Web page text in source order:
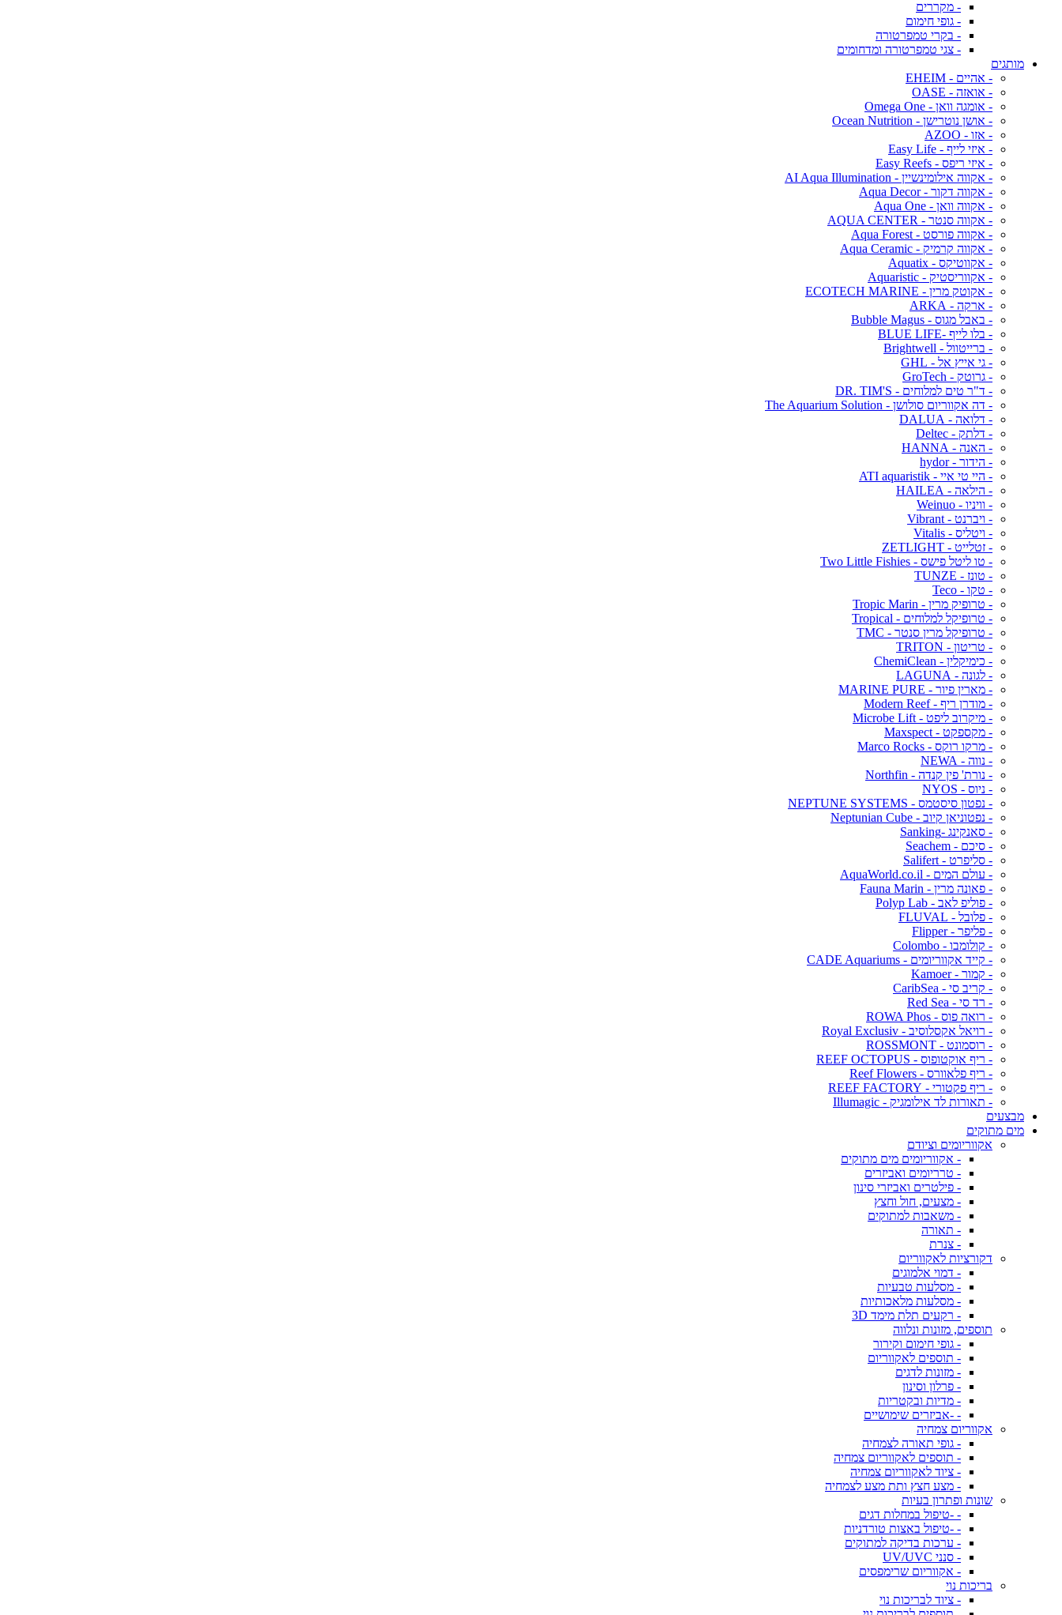
- מקררים
- גופי חימום
- בקרי טמפרטורה
- צגי טמפרטורה ומדחומים
מותגים
- אהיים - EHEIM
- אואזה - OASE
- אומגה וואן - Omega One
- אושן נוטרישן - Ocean Nutrition
- אזו - AZOO
- איזי לייף - Easy Life
- איזי ריפס - Easy Reefs
- אקווה אילומינשיין - AI Aqua Illumination
- אקווה דקור - Aqua Decor
- אקווה וואן - Aqua One
- אקווה סנטר - AQUA CENTER
- אקווה פורסט - Aqua Forest
- אקווה קרמיק - Aqua Ceramic
- אקווטיקס - Aquatix
- אקווריסטיק - Aquaristic
- אקוטק מרין - ECOTECH MARINE
- ארקה - ARKA
- באבל מגוס - Bubble Magus
- בלו לייף -BLUE LIFE
- ברייטוול - Brightwell
- גי אייץ אל - GHL
- גרוטק - GroTech
- ד"ר טים למלוחים - DR. TIM'S
- דה אקווריום סולושן - The Aquarium Solution
- דלואה - DALUA
- דלתק - Deltec
- האנה - HANNA
- הידור - hydor
- היי טי איי - ATI aquaristik
- הילאה - HAILEA
- וויניו - Weinuo
- ויברנט - Vibrant
- ויטליס - Vitalis
- זטלייט - ZETLIGHT
- טו ליטל פישס - Two Little Fishies
- טונז - TUNZE
- טקו - Teco
- טרופיק מרין - Tropic Marin
- טרופיקל למלוחים - Tropical
- טרופיקל מרין סנטר - TMC
- טריטון - TRITON
- כימיקלין - ChemiClean
- לגונה - LAGUNA
- מארין פיור - MARINE PURE
- מודרן ריף - Modern Reef
- מיקרוב ליפט - Microbe Lift
- מקספקט - Maxspect
- מרקו רוקס - Marco Rocks
- נווה - NEWA
- נורת' פין קנדה - Northfin
- ניוס - NYOS
- נפטון סיסטמס - NEPTUNE SYSTEMS
- נפטוניאן קיוב - Neptunian Cube
- סאנקינג -Sanking
- סיכם - Seachem
- סליפרט - Salifert
- עולם המים - AquaWorld.co.il
- פאונה מרין - Fauna Marin
- פוליפ לאב - Polyp Lab
- פלובל - FLUVAL
- פליפר - Flipper
- קולומבו - Colombo
- קייד אקווריומים - CADE Aquariums
- קמור - Kamoer
- קריב סי - CaribSea
- רד סי - Red Sea
- רואה פוס - ROWA Phos
- רויאל אקסלוסיב - Royal Exclusiv
- רוסמונט - ROSSMONT
- ריף אוקטופוס - REEF OCTOPUS
- ריף פלאוורס - Reef Flowers
- ריף פקטורי - REEF FACTORY
- תאורות לד אילומגיק - Illumagic
מבצעים
מים מתוקים
אקווריומים וציודם
- אקווריומים מים מתוקים
- טרריומים ואביזרים
- פילטרים ואביזרי סינון
- מצעים, חול וחצץ
- משאבות למתוקים
- תאורה
- צנרת
דקורציות לאקווריום
- דמוי אלמוגים
- מסלעות טבעיות
- מסלעות מלאכותיות
- רקעים תלת מימד 3D
תוספים, מזונות ונלווה
- גופי חימום וקירור
- תוספים לאקווריום
- מזונות לדגים
- פרלון וסינון
- מדיות ובקטריות
- -אביזרים שימושיים
אקווריום צמחיה
- גופי תאורה לצמחיה
- תוספים לאקווריום צמחיה
- ציוד לאקווריום צמחיה
- מצע חצץ ותת מצע לצמחיה
שונות ופתרון בעיות
- -טיפול במחלות דגים
- -טיפול באצות טורדניות
- ערכות בדיקה למתוקים
- סנני UV/UVC
- אקווריום שרימפסים
בריכות נוי
- ציוד לבריכות נוי